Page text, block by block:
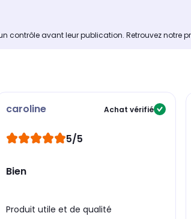
contrôle avant leur publication. Retrouvez notre
caroline Achat vérifié
5/5
Bien
Produit utile et de qualité